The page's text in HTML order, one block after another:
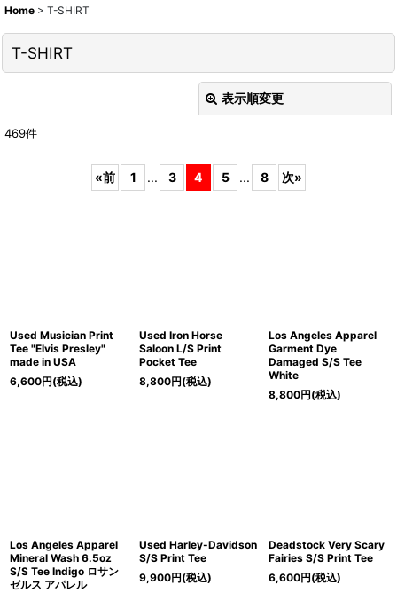
Home > T-SHIRT
T-SHIRT
表示順変更
469件
«前 1 ... 3 4 5 ... 8 次»
Used Musician Print
Tee "Elvis Presley"
made in USA
6,600円(税込)
Used Iron Horse
Saloon L/S Print
Pocket Tee
8,800円(税込)
Los Angeles Apparel
Garment Dye
Damaged S/S Tee
White
8,800円(税込)
Los Angeles Apparel
Mineral Wash 6.5oz
S/S Tee Indigo ロサン
ゼルス アパレル
Used Harley-Davidson
S/S Print Tee
9,900円(税込)
Deadstock Very Scary
Fairies S/S Print Tee
6,600円(税込)